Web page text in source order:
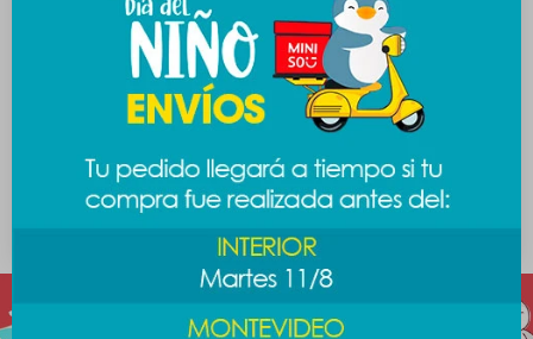
Auriculares Toy Story -
391
Auriculares Toy Story -
Buzz
391